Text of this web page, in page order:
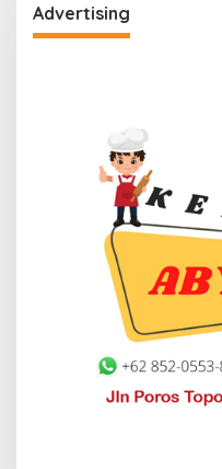
Advertising